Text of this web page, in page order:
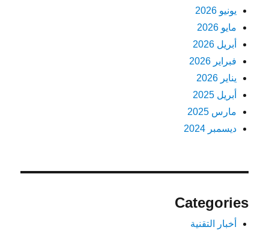
يونيو 2026
مايو 2026
أبريل 2026
فبراير 2026
يناير 2026
أبريل 2025
مارس 2025
ديسمبر 2024
Categories
أخبار التقنية